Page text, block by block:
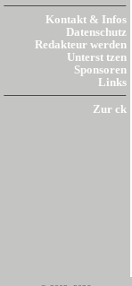
Kontakt & Infos
Datenschutz
Redakteur werden
Unterst tzen
Sponsoren
Links
Zur ck